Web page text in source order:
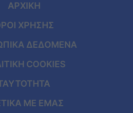
ΑΡΧΙΚΗ
ΧΡΗΣΗΣ
ΔΕΔΟΜΕΝΑ
COOKIES
ΜΕ ΕΜΑΣ